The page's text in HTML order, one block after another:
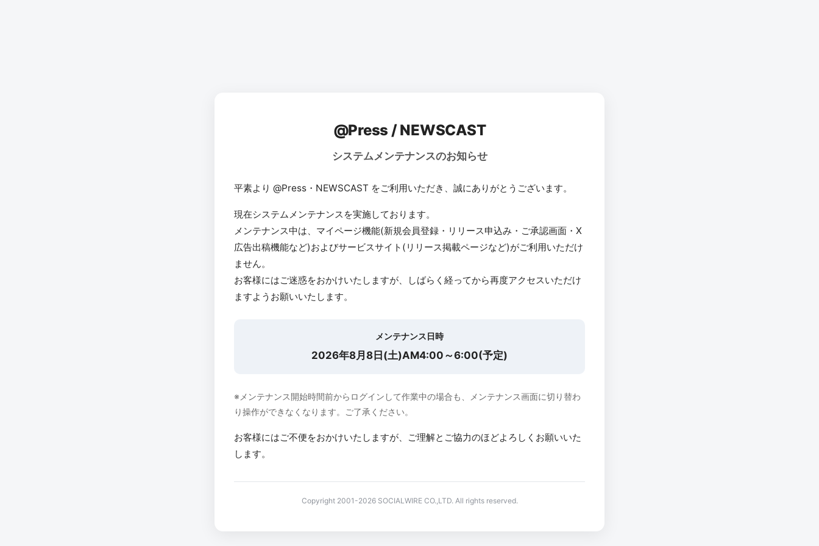
@Press / NEWSCAST
システムメンテナンスのお知らせ
平素より @Press・NEWSCAST をご利用いただき、誠にありがとうございます。
現在システムメンテナンスを実施しております。
メンテナンス中は、マイページ機能(新規会員登録・リリース申込み・ご承認画面・X
広告出稿機能など)およびサービスサイト(リリース掲載ページなど)がご利用いただけ
ません。
お客様にはご迷惑をおかけいたしますが、しばらく経ってから再度アクセスいただけ
ますようお願いいたします。
メンテナンス日時
2026年8月8日(土)AM4:00～6:00(予定)
※メンテナンス開始時間前からログインして作業中の場合も、メンテナンス画面に切り替わ
り操作ができなくなります。ご了承ください。
お客様にはご不便をおかけいたしますが、ご理解とご協力のほどよろしくお願いいた
します。
Copyright 2001-2026 SOCIALWIRE CO.,LTD. All rights reserved.